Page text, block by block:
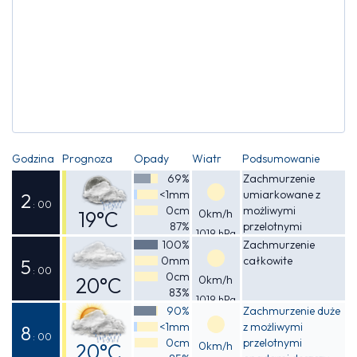
Godzina Prognoza Opady Wiatr Podsumowanie
2 : 00
19°C
Odczuwalna
20°C
69%
<1mm
0cm
87%
0km/h
1019 hPa
Zachmurzenie
umiarkowane z
możliwymi
przelotnymi
opadami deszczu
5 : 00
20°C
Odczuwalna
20°C
100%
0mm
0cm
83%
0km/h
1019 hPa
Zachmurzenie
całkowite
8 : 00
90%
<1mm
0cm
0km/h
Zachmurzenie duże
z możliwymi
przelotnymi